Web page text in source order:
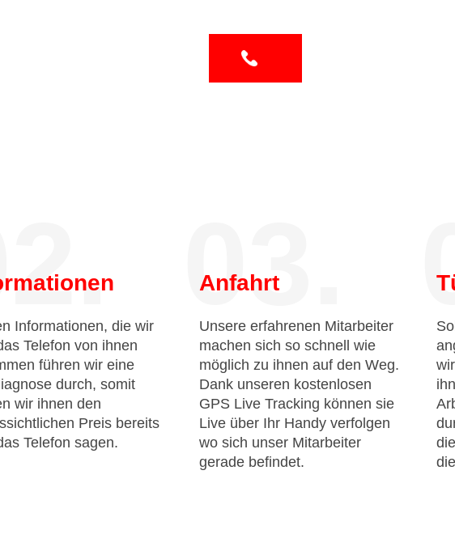
Informationen, die wir
Telefon von ihnen
führen wir eine
durch, somit
wir ihnen den
Preis bereits
Telefon sagen.
03.
Anfahrt
Unsere erfahrenen Mitarbeiter
machen sich so schnell wie
möglich zu ihnen auf den Weg.
Dank unseren kostenlosen
GPS Live Tracking können sie
Live über Ihr Handy verfolgen
wo sich unser Mitarbeiter
gerade befindet.